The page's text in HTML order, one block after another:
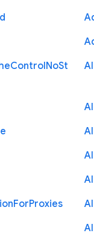
ControlNoSt
ForProxies